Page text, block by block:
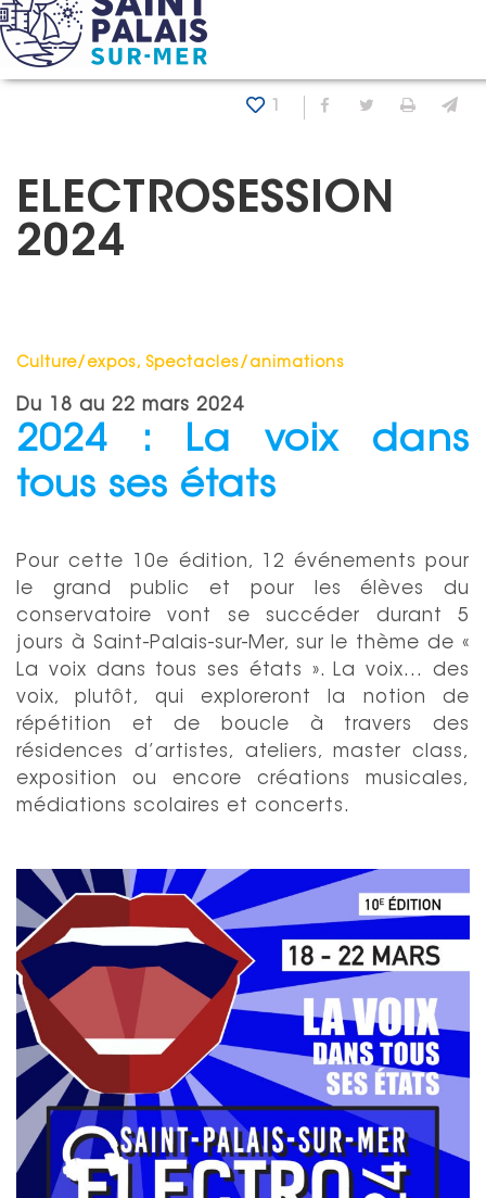
Panneau de gestion des cookies
Accueil Agenda
Partager sur
Partager
ELECTROSESSION
2024
Catégorie : "
Culture/expos, Spectacles/animations
Du 18 au 22 mars 2024
2024 : La voix dans
tous ses états
Pour cette 10e édition, 12 événements pour
le grand public et pour les élèves du
conservatoire vont se succéder durant 5
jours à Saint-Palais-sur-Mer, sur le thème de «
La voix dans tous ses états ». La voix… des
voix, plutôt, qui exploreront la notion de
répétition et de boucle à travers des
résidences d’artistes, ateliers, master class,
exposition ou encore créations musicales,
médiations scolaires et concerts.